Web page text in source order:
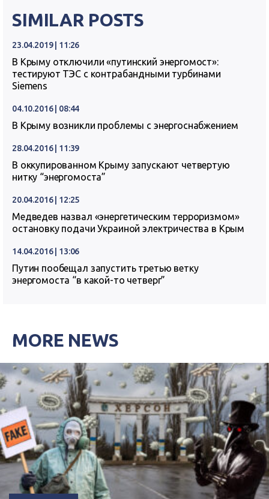
SIMILAR POSTS
23.04.2019 | 11:26
В Крыму отключили «путинский энергомост»:
тестируют ТЭС с контрабандными турбинами
Siemens
04.10.2016 | 08:44
В Крыму возникли проблемы с энергоснабжением
28.04.2016 | 11:39
В оккупированном Крыму запускают четвертую
нитку “энергомоста”
20.04.2016 | 12:25
Медведев назвал «энергетическим терроризмом»
остановку подачи Украиной электричества в Крым
14.04.2016 | 13:06
Путин пообещал запустить третью ветку
энергомоста “в какой-то четверг”
MORE NEWS